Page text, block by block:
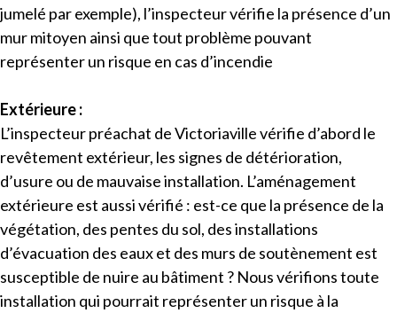
jumelé par exemple), l’inspecteur vérifie la présence d’un
mur mitoyen ainsi que tout problème pouvant
représenter un risque en cas d’incendie
Extérieure :
L’inspecteurpréachat de Victoriaville vérifie d’abord le
revêtement extérieur, les signes de détérioration,
d’usure ou de mauvaise installation. L’aménagement
extérieure est aussi vérifié : est-ce que la présence de la
végétation, des pentes du sol, des installations
d’évacuation des eaux et des murs de soutènement est
susceptible de nuire au bâtiment ? Nous vérifions toute
installation qui pourrait représenter un risque à la